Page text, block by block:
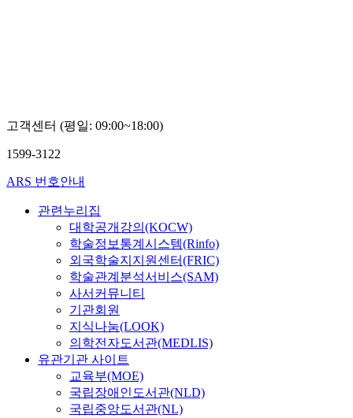
고객센터 (평일: 09:00~18:00)
1599-3122
ARS 번호안내
관련누리집
대학공개강의(KOCW)
학술정보통계시스템(Rinfo)
외국학술지지원센터(FRIC)
학술관계분석서비스(SAM)
사서커뮤니티
기관회원
지식나눔(LOOK)
의학전자도서관(MEDLIS)
유관기관 사이트
교육부(MOE)
국립장애인도서관(NLD)
국립중앙도서관(NL)